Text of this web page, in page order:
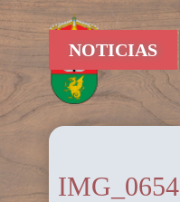
NOTICIAS
IMG_0654